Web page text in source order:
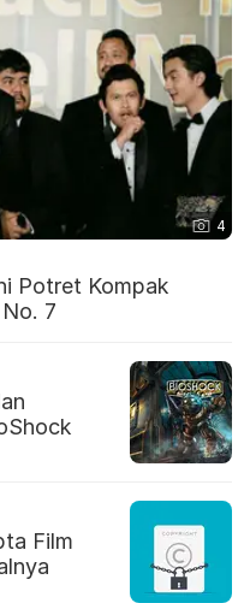
4
Potret Kompak
7
Film